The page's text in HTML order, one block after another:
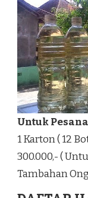
Untuk
1 Karton ( 12
300.000,- (
Tambahan